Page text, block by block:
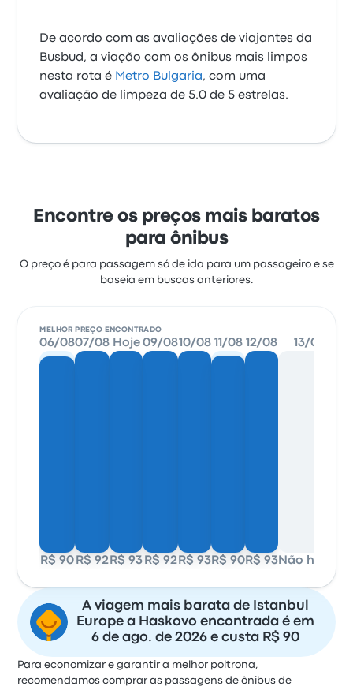
De acordo com as avaliações de viajantes da
Busbud, a viação com os ônibus mais limpos
nesta rota é Metro Bulgaria, com uma
avaliação de limpeza de 5.0 de 5 estrelas.
Encontre os preços mais baratos
para ônibus
O preço é para passagem só de ida para um passageiro e se
baseia em buscas anteriores.
MELHOR PREÇO ENCONTRADO
06/08
R$ 90
07/08
R$ 92
Hoje
R$ 93
09/08
R$ 92
10/08
R$ 93
11/08
R$ 90
12/08
R$ 93
13/08
A viagem mais barata de Istanbul
Europe a Haskovo encontrada é em
6 de ago. de 2026 e custa R$ 90
Para economizar e garantir a melhor poltrona,
recomendamos comprar as passagens de ônibus de